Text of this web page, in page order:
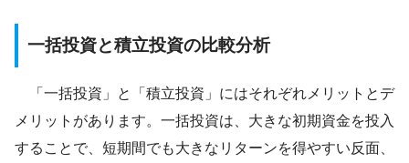
一括投資と積立投資の比較分析
「一括投資」と「積立投資」にはそれぞれメリットとデ
メリットがあります。一括投資は、大きな初期資金を投入
することで、短期間でも大きなリターンを得やすい反面、